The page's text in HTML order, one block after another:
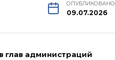
ОПУБЛИКОВАНО
09.07.2026
глав администраций